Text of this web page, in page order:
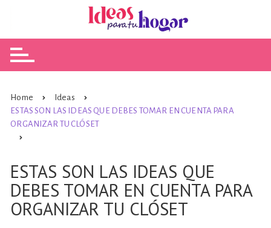
Home
Ideas
ESTAS SON LAS IDEAS QUE DEBES TOMAR EN CUENTA PARA
ORGANIZAR TU CLÓSET
ESTAS SON LAS IDEAS QUE
DEBES TOMAR EN CUENTA PARA
ORGANIZAR TU CLÓSET